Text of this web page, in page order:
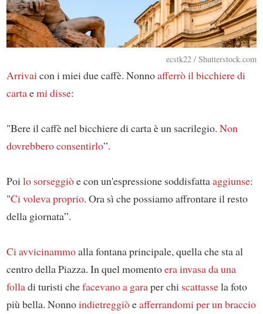
ecstk22 / Shutterstock.com
Arrivaicon i miei due caffè. Nonnoafferrò il bicchiere di
cartaemi disse:
"Bere il caffè nel bicchiere di carta è un sacrilegio. Non
dovrebbero consentirlo”.
Poilo sorseggiòe con un'espressione soddisfattaaggiunse:
"Ci voleva proprio. Ora sì che possiamo affrontare il resto
della giornata”.
Ci avvicinammoalla fontana principale, quella che sta al
centro della Piazza. In quel momentoera invasada una
folladi turisti chefacevano a garaper chi scattassela foto
più bella. Nonnoindietreggiòeafferrandomi per un braccio